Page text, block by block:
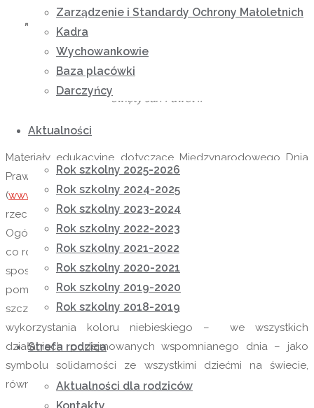
Zarządzenie i Standardy Ochrony Małoletnich
Kadra
Wychowankowie
Baza placówki
Darczyńcy
Aktualności
Rok szkolny 2025-2026
Rok szkolny 2024-2025
Rok szkolny 2023-2024
Rok szkolny 2022-2023
Rok szkolny 2021-2022
Rok szkolny 2020-2021
Rok szkolny 2019-2020
Rok szkolny 2018-2019
Strefa rodzica
Aktualności dla rodziców
„Dziecko jest najpiękniejszym darem dla rodziny, dla
Nigdy nie odrzucajmy tego daru Boga.”
święty Jan Paweł II
Materiały edukacyjne dotyczące Międzynarodowego Dnia
Prawa Dziecka są dostępne na stronie internetowej UNICEF
(www.unicef,pl) – Funduszu Narodów Zjednoczonych na
rzecz dzieci, który został utworzony przez Zgromadzenie
Ogólne Narodów Zjednoczonych 11 grudnia 1964 roku. Jak
co roku UNICEF zachęca do wsparcia dzieci, a w tym roku w
sposób szczególny, zachęca do zaangażowania w akcję
pomocową na rzecz dzieci w Jemenie. UNICEF Polska
szczególnie w tym dniu – 20 listopada – zaprasza do
wykorzystania koloru niebieskiego – we wszystkich
działaniach podejmowanych wspomnianego dnia – jako
symbolu solidarności ze wszystkimi dziećmi na świecie,
również tymi, których prawa nie są przestrzegane.